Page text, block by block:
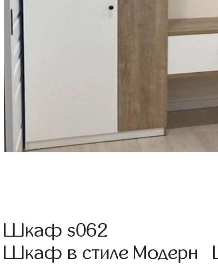
Шкаф s062
Шкаф в стиле Модерн